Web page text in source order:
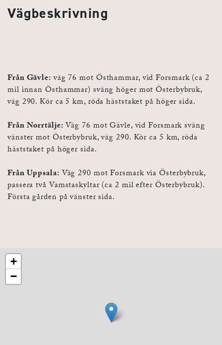
Vägbeskrivning
Från Gävle:väg 76 mot Östhammar, vid Forsmark (ca 2
mil innan Östhammar) sväng höger mot Österbybruk,
väg 290. Kör ca 5 km, röda häststaket på höger sida.
Från Norrtälje:Väg 76 mot Gävle, vid Forsmark sväng
vänster mot Österbybruk, väg 290. Kör ca 5 km, röda
häststaket på höger sida.
Från Uppsala: Väg 290 mot Forsmark via Österbybruk,
passera två Vamstaskyltar (ca 2 mil efter Österbybruk).
Första gården på vänster sida.
+
−